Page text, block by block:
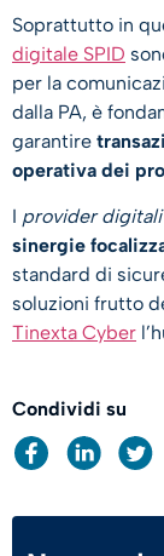
Soprattutto in
digitale SPID
per la
dalla PA, è
garantire
operativa dei
I provider digitali
sinergie
standard di
soluzioni frutto
Tinexta Cyber
Condividi su